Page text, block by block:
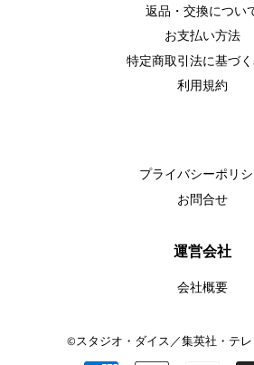
返品・交換につい
お支払い方法
特定商取引法に基づ
利用規約
プライバシーポリ
お問合せ
運営会社
会社概要
©スタジオ・ダイス／集英社・テレ